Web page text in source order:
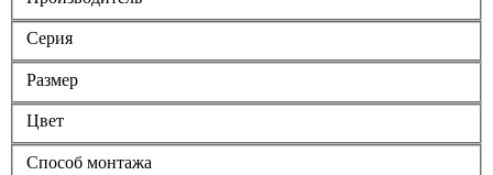
Серия
Размер
Цвет
Способ монтажа